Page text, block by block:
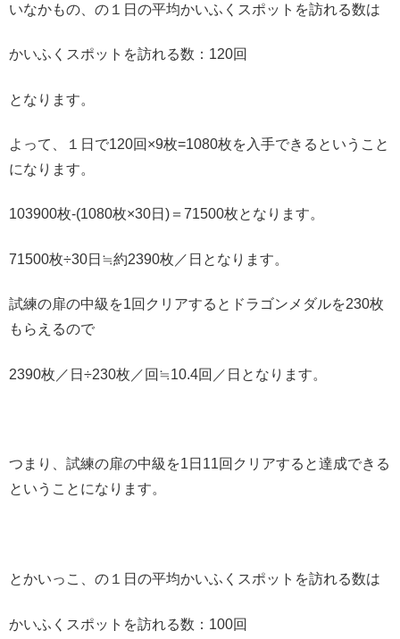
いなかもの、の１日の平均かいふくスポットを訪れる数は
かいふくスポットを訪れる数：120回
となります。
よって、１日で120回×9枚=1080枚を入手できるということ
になります。
103900枚-(1080枚×30日)＝71500枚となります。
71500枚÷30日≒約2390枚／日となります。
試練の扉の中級を1回クリアするとドラゴンメダルを230枚
もらえるので
2390枚／日÷230枚／回≒10.4回／日となります。
つまり、試練の扉の中級を1日11回クリアすると達成できる
ということになります。
とかいっこ、の１日の平均かいふくスポットを訪れる数は
かいふくスポットを訪れる数：100回